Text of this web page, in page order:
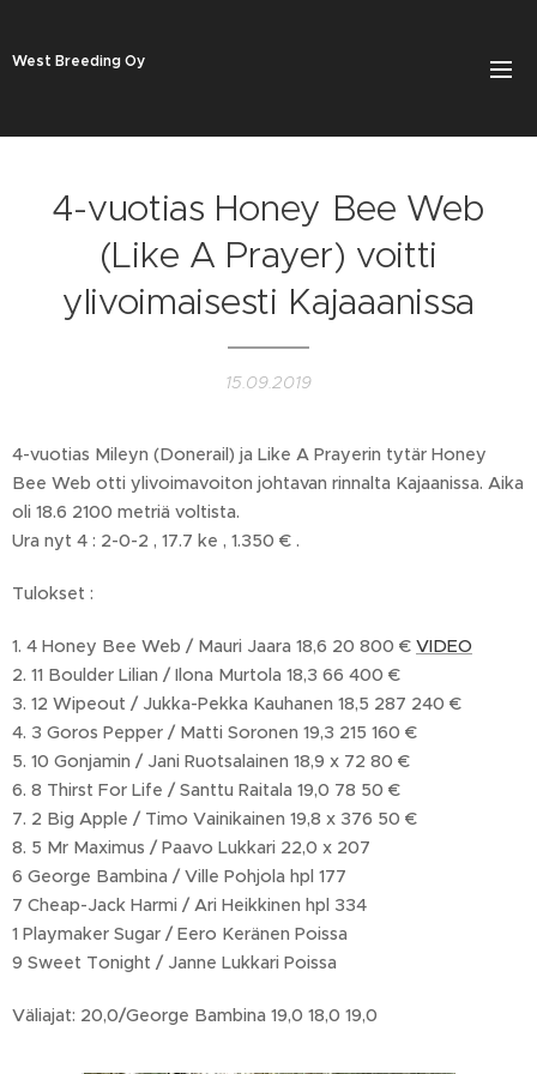
West Breeding Oy
4-vuotias Honey Bee Web
(Like A Prayer) voitti
ylivoimaisesti Kajaaanissa
15.09.2019
4-vuotias Mileyn (Donerail) ja Like A Prayerin tytär Honey
Bee Web otti ylivoimavoiton johtavan rinnalta Kajaanissa. Aika
oli 18.6 2100 metriä voltista.
Ura nyt 4 : 2-0-2 , 17.7 ke , 1.350 € .
Tulokset :
1. 4 Honey Bee Web / Mauri Jaara 18,6 20 800 € VIDEO
2. 11 Boulder Lilian / Ilona Murtola 18,3 66 400 €
3. 12 Wipeout / Jukka-Pekka Kauhanen 18,5 287 240 €
4. 3 Goros Pepper / Matti Soronen 19,3 215 160 €
5. 10 Gonjamin / Jani Ruotsalainen 18,9 x 72 80 €
6. 8 Thirst For Life / Santtu Raitala 19,0 78 50 €
7. 2 Big Apple / Timo Vainikainen 19,8 x 376 50 €
8. 5 Mr Maximus / Paavo Lukkari 22,0 x 207
6 George Bambina / Ville Pohjola hpl 177
7 Cheap-Jack Harmi / Ari Heikkinen hpl 334
1 Playmaker Sugar / Eero Keränen Poissa
9 Sweet Tonight / Janne Lukkari Poissa
Väliajat: 20,0/George Bambina 19,0 18,0 19,0